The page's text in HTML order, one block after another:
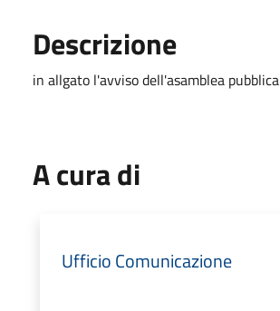
Descrizione
in allgato l'avviso dell'asamblea pubblica
A cura di
Ufficio Comunicazione